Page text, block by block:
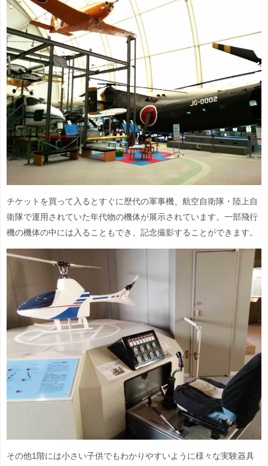
チケットを買って入るとすぐに歴代の軍事機、航空自衛隊・陸上自
衛隊で運用されていた年代物の機体が展示されています。一部飛行
機の機体の中には入ることもでき、記念撮影することができます。
その他1階には小さい子供でもわかりやすいように様々な実験器具